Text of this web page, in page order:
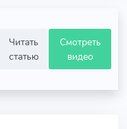
Читать
статью
Смотреть
видео